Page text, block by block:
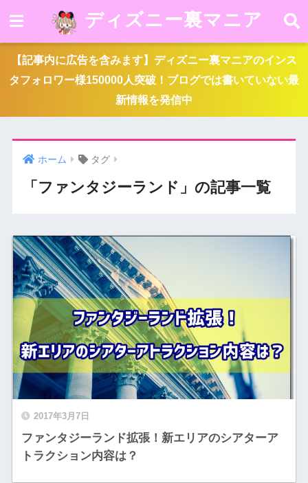
ディズニー裏マニア
【記事内に広告を含みます】ディズニー裏マニアのインス
タフォロワー様150000人突破！ブログでは書いていない最
新情報を発信中
ホーム タグ
「ファンタジーランド」の記事一覧
2017年3月7日
ファンタジーランド拡張！新エリアのシアターア
トラクション内容は？